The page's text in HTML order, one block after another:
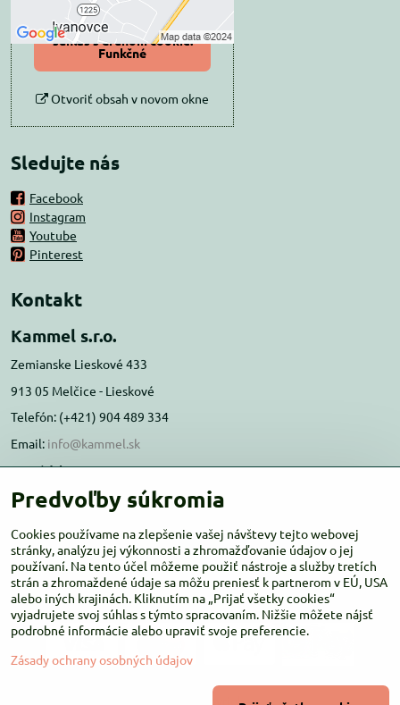
Povoliť a zapamätať -
súhlas s druhom cookie:
Funkčné
Otvoriť obsah v novom okne
Sledujte nás
Facebook
Instagram
Youtube
Pinterest
Kontakt
Kammel s.r.o.
Zemianske Lieskové 433
913 05 Melčice - Lieskové
Telefón: (+421) 904 489 334
Email: info@kammel.sk
Prevádzka:
Administratívna budova PD Melčice
Otváracie hodiny:PO-ŠT 8:00 - 16:00
PIA-NE Zatvorené
Copyright
Predvoľby súkromia
Cookies používame na zlepšenie vašej návštevy tejto webovej
stránky, analýzu jej výkonnosti a zhromažďovanie údajov o jej
používaní. Na tento účel môžeme použiť nástroje a služby tretích
strán a zhromaždené údaje sa môžu preniesť k partnerom v EÚ, USA
alebo iných krajinách. Kliknutím na „Prijať všetky cookies“
vyjadrujete svoj súhlas s týmto spracovaním. Nižšie môžete nájsť
podrobné informácie alebo upraviť svoje preferencie.
Zásady ochrany osobných údajov